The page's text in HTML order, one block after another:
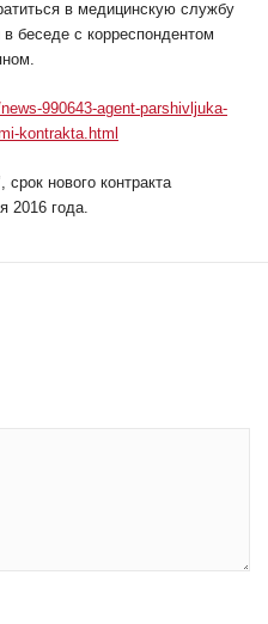
в медицинскую службу
беседе с корреспондентом
990643-agent-parshivljuka-
kontrakta.html
нового контракта
2016 года.